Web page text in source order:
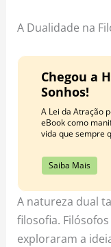
A Dualidade na
Chegou a
Sonhos!
A Lei da Atração
eBook como
vida que sempre
Saiba Mais
A natureza dual
filosofia.
exploraram a